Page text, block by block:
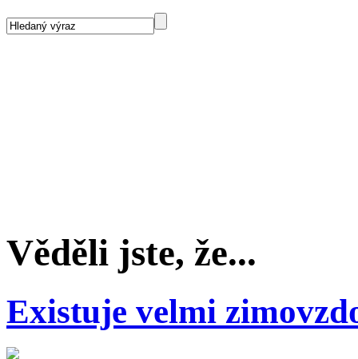
Věděli jste, že...
Existuje velmi